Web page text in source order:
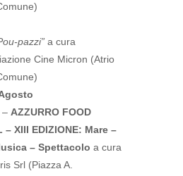
pazzi” a cura
Cine Micron (Atrio
– AZZURRO FOOD
– XIII EDIZIONE: Mare –
– Spettacolo a cura
Srl (Piazza A.